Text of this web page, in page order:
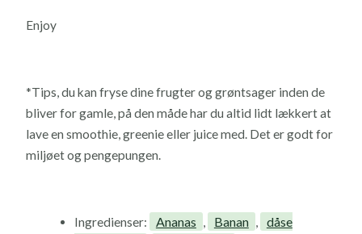
Enjoy
*Tips, du kan fryse dine frugter og grøntsager inden de
bliver for gamle, på den måde har du altid lidt lækkert at
lave en smoothie, greenie eller juice med. Det er godt for
miljøet og pengepungen.
Ingredienser: Ananas , Banan ,
dåse